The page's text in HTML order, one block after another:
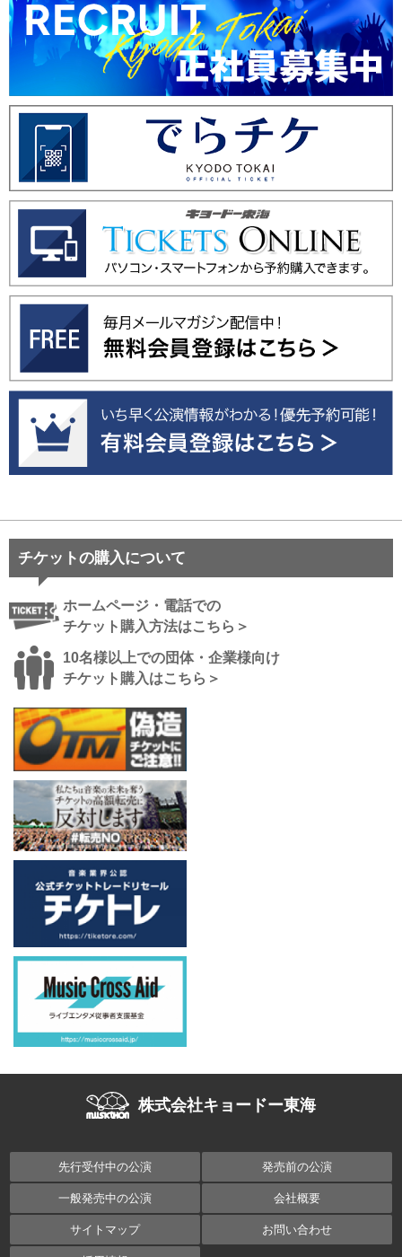
チケットの購入について
ホームページ・電話での
チケット購入方法はこちら＞
10名様以上での団体・企業様向け
チケット購入はこちら＞
株式会社キョードー東海
先行受付中の公演 発売前の公演
一般発売中の公演 会社概要
サイトマップ お問い合わせ